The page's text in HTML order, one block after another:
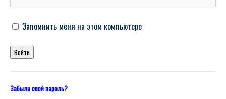
Запомнить меня на этом компьютере
Забыли свой пароль?